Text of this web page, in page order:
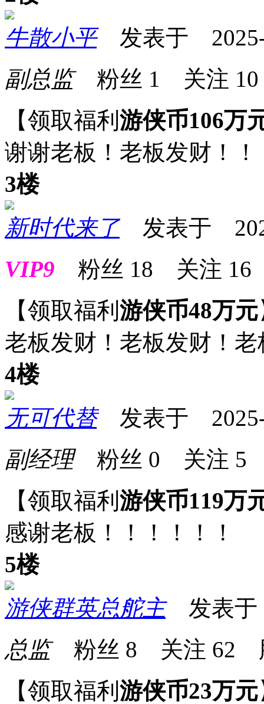
牛散小平发表于 2025-
副总监粉丝 1 关注 10
【领取福利 游侠币106万
谢谢老板！老板发财！！
3楼
新时代来了发表于
VIP9 粉丝 18 关注 16
【领取福利 游侠币48万元
老板发财！老板发财！
4楼
无可代替发表于 2025-
副经理粉丝 0 关注 5
【领取福利 游侠币119万
感谢老板！！！！！！
5楼
游侠群英总舵主发表于
总监粉丝 8 关注 62
【领取福利 游侠币23万元